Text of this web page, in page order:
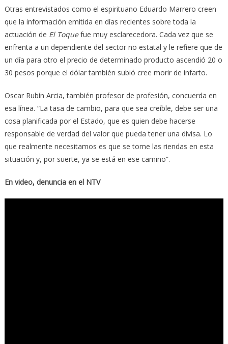
Otras entrevistados como el espirituano Eduardo Marrero creen
que la información emitida en días recientes sobre toda la
actuación de El Toquefue muy esclarecedora. Cada vez que se
enfrenta a un dependiente del sector no estatal y le refiere que de
un día para otro el precio de determinado producto ascendió 20 o
30 pesos porque el dólar también subió cree morir de infarto.
Oscar Rubín Arcia, también profesor de profesión, concuerda en
esa línea. “La tasa de cambio, para que sea creíble, debe ser una
cosa planificada por el Estado, que es quien debe hacerse
responsable de verdad del valor que pueda tener una divisa. Lo
que realmente necesitamos es que se tome las riendas en esta
situación y, por suerte, ya se está en ese camino”.
En video, denuncia en el NTV